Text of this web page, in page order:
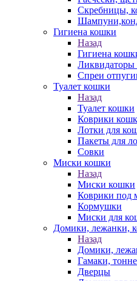
Скребницы,
Гигиена кошки
Назад
Гигиена
Ликвидаторы
Спреи
Туалет кошки
Назад
Туалет кошки
Коврики
Лотки для
Пакеты для
Совки
Миски кошки
Назад
Миски кошки
Коврики под
Кормушки
Миски для
Домики, лежанки,
Назад
Домики,
Гамаки,
Дверцы